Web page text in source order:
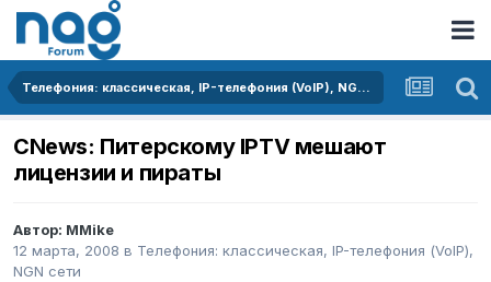
Телефония: классическая, IP-телефония (VoIP), NGN сети
CNews: Питерскому IPTV мешают
лицензии и пираты
Автор: MMike
12 марта, 2008 в Телефония: классическая, IP-телефония (VoIP),
NGN сети